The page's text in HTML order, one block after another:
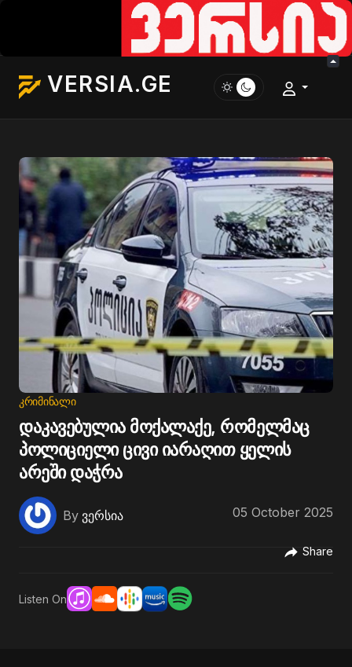
VERSIA.GE
ᲙᲠᲘᲛᲘᲜᲐᲚᲘ
დაკავებულია მოქალაქე, რომელმაც
პოლიციელი ცივი იარაღით ყელის
არეში დაჭრა
By ვერსია 05 October 2025
Share
Listen On